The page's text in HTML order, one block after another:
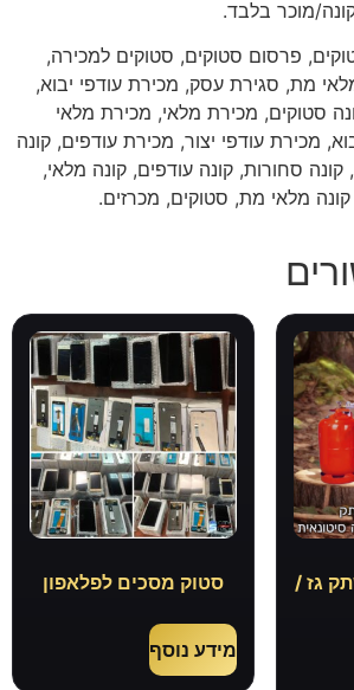
מוכר בלבד.
פרסום סטוקים, סטוקים למכירה,
מת, סגירת עסק, מכירת עודפי יבוא,
סטוקים, מכירת מלאי, מכירת מלאי
מכירת עודפי יצור, מכירת עודפים, קונה
קונה סחורות, קונה עודפים, קונה מלאי,
קונה מלאי מת, סטוקים, מכרזים.
גז /
סטוק מסכים לפלאפון
מידע נוסף